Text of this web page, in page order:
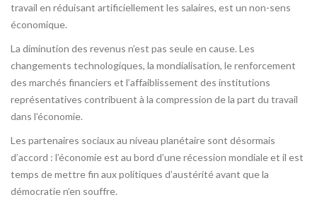
travail en réduisant artificiellement les salaires, est un non-sens
économique.
La diminution des revenus n’est pas seule en cause. Les
changements technologiques, la mondialisation, le renforcement
des marchés financiers et l’affaiblissement des institutions
représentatives contribuent à la compression de la part du travail
dans l’économie.
Les partenaires sociaux au niveau planétaire sont désormais
d’accord : l’économie est au bord d’une récession mondiale et il est
temps de mettre fin aux politiques d’austérité avant que la
démocratie n’en souffre.